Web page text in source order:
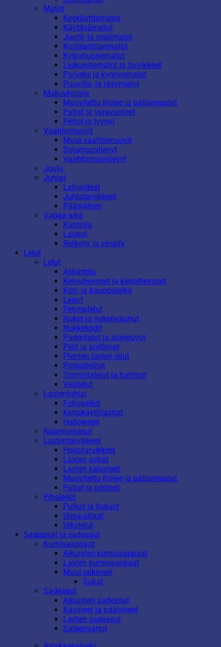
Matot
Keskilattiamatot
Käytävämatot
Juutti- ja sisalmatot
Kosteantilanmatot
Kylpyhuonematot
Liukuestematot ja tarvikkeet
Parveke ja kynnysmatot
Puuvilla- ja räsymatot
Makuuhuone
Muovitettu frotee ja patjansuojat
Patjat ja varavuoteet
Peitot ja tyynyt
Vaahtomuovit
Muut vaahtomuovit
Solumuovilevyt
Vaahtomuovilevyt
Joulu
Juhlat
Lahjaideat
Juhlatarvikkeet
Pääsiäinen
Vapaa-aika
Kuntoilu
Laukut
Retkeily ja veneily
Lelut
Lelut
Askartelu
Keinuhevoset ja keppihevoset
Koti- ja kauppaleikit
Legot
Pehmolelut
Nuket ja nukenvaunut
Nukkekodit
Parkkitalot ja ajoneuvot
Pelit ja soittimet
Pienten lasten lelut
Potkuttelijat
Toimintalelut ja hahmot
Vesilelut
Lastenjuhlat
Foliopallot
Kertakäyttöastiat
Halloween
Naamiaisasut
Lastentarvikkeet
Hoitotarvikkeet
Lasten astiat
Lasten kalusteet
Muovitettu frotee ja patjansuojat
Patjat ja peitteet
Pihaleikit
Pulkat ja liukurit
Uima-altaat
Ulkolelut
Saappaat ja sadeasut
Kumisaappaat
Aikuisten kumisaappaat
Lasten kumisaappaat
Muut jalkineet
Sukat
Sadeasut
Aikuisten sadeasut
Käsineet ja päähineet
Lasten sadeasut
Sateenvarjot